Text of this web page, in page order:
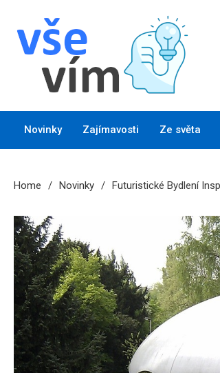
content
Vše vím
Novinky
Zajímavosti Ze světa
Home Novinky Futuristické Bydlení